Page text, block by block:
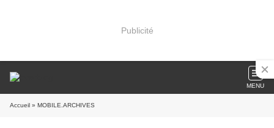
Publicité
MENU
Accueil » MOBILE.ARCHIVES